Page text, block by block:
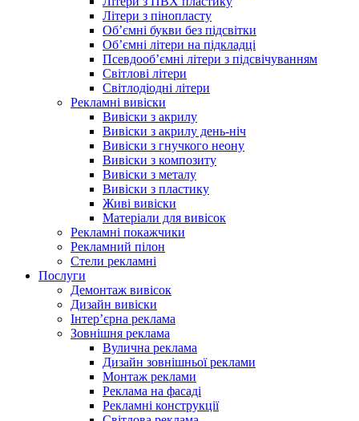
Літери з пінопласту
Об’ємні букви без підсвітки
Об’ємні літери на підкладці
Псевдооб’ємні літери з підсвічуванням
Світлові літери
Світлодіодні літери
Рекламні вивіски
Вивіски з акрилу
Вивіски з акрилу день-ніч
Вивіски з гнучкого неону
Вивіски з композиту
Вивіски з металу
Вивіски з пластику
Живі вивіски
Матеріали для вивісок
Рекламні покажчики
Рекламний пілон
Стели рекламні
Послуги
Демонтаж вивісок
Дизайн вивіски
Інтер’єрна реклама
Зовнішня реклама
Вулична реклама
Дизайн зовнішньої реклами
Монтаж реклами
Реклама на фасаді
Рекламні конструкції